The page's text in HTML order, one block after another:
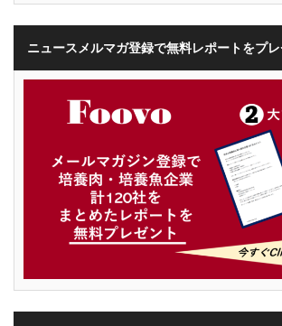
ニュースメルマガ登録で無料レポートをプレ